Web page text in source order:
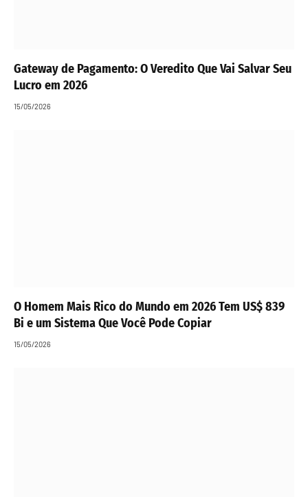
Gateway de Pagamento: O Veredito Que Vai Salvar Seu
Lucro em 2026
15/05/2026
O Homem Mais Rico do Mundo em 2026 Tem US$ 839
Bi e um Sistema Que Você Pode Copiar
15/05/2026